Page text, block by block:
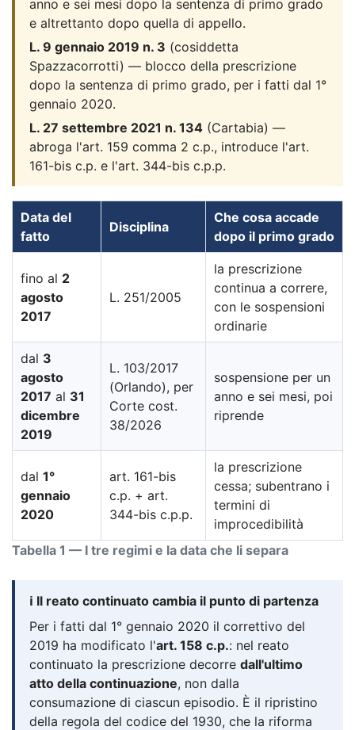
anno e sei mesi dopo la sentenza di primo grado
e altrettanto dopo quella di appello.
L. 9 gennaio 2019 n. 3 (cosiddetta
Spazzacorrotti) — blocco della prescrizione
dopo la sentenza di primo grado, per i fatti dal 1°
gennaio 2020.
L. 27 settembre 2021 n. 134 (Cartabia) —
abroga l'art. 159 comma 2 c.p., introduce l'art.
161-bis c.p. e l'art. 344-bis c.p.p.
Tabella 1 — I tre regimi e la data che li separa
Data del
fatto
Disciplina
Che cosa accade
dopo il primo grado
fino al 2
agosto
2017
L. 251/2005
la prescrizione
continua a correre,
con le sospensioni
ordinarie
dal 3
agosto
2017 al 31
dicembre
2019
L. 103/2017
(Orlando), per
Corte cost.
38/2026
sospensione per un
anno e sei mesi, poi
riprende
dal 1°
gennaio
2020
art. 161-bis
c.p. + art.
344-bis c.p.p.
la prescrizione
cessa; subentrano i
termini di
improcedibilità
ℹ️ Il reato continuato cambia il punto di partenza
Per i fatti dal 1° gennaio 2020 il correttivo del
2019 ha modificato l'art. 158 c.p.: nel reato
continuato la prescrizione decorre dall'ultimo
atto della continuazione, non dalla
consumazione di ciascun episodio. È il ripristino
della regola del codice del 1930, che la riforma